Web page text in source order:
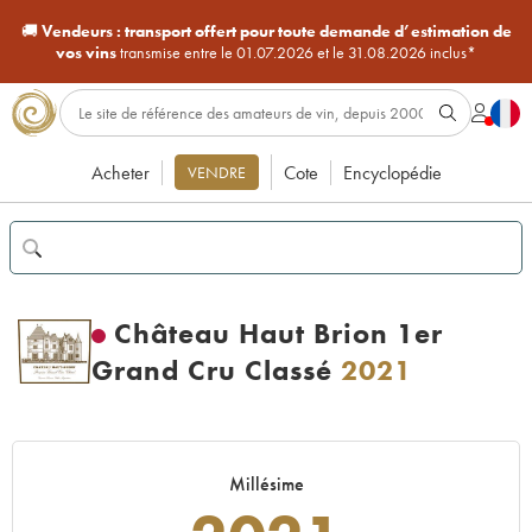
🚚Vendeurs : transport offert pour toute demande d’estimation de
vos vinstransmise entre le 01.07.2026 et le 31.08.2026 inclus*
Acheter VENDRE Cote Encyclopédie
Château Haut Brion 1er
Grand Cru Classé 2021
Millésime